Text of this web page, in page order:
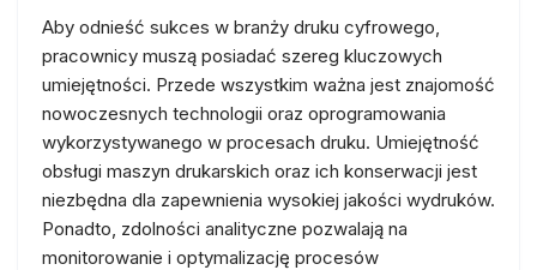
Aby odnieść sukces w branży druku cyfrowego,
pracownicy muszą posiadać szereg kluczowych
umiejętności. Przede wszystkim ważna jest znajomość
nowoczesnych technologii oraz oprogramowania
wykorzystywanego w procesach druku. Umiejętność
obsługi maszyn drukarskich oraz ich konserwacji jest
niezbędna dla zapewnienia wysokiej jakości wydruków.
Ponadto, zdolności analityczne pozwalają na
monitorowanie i optymalizację procesów